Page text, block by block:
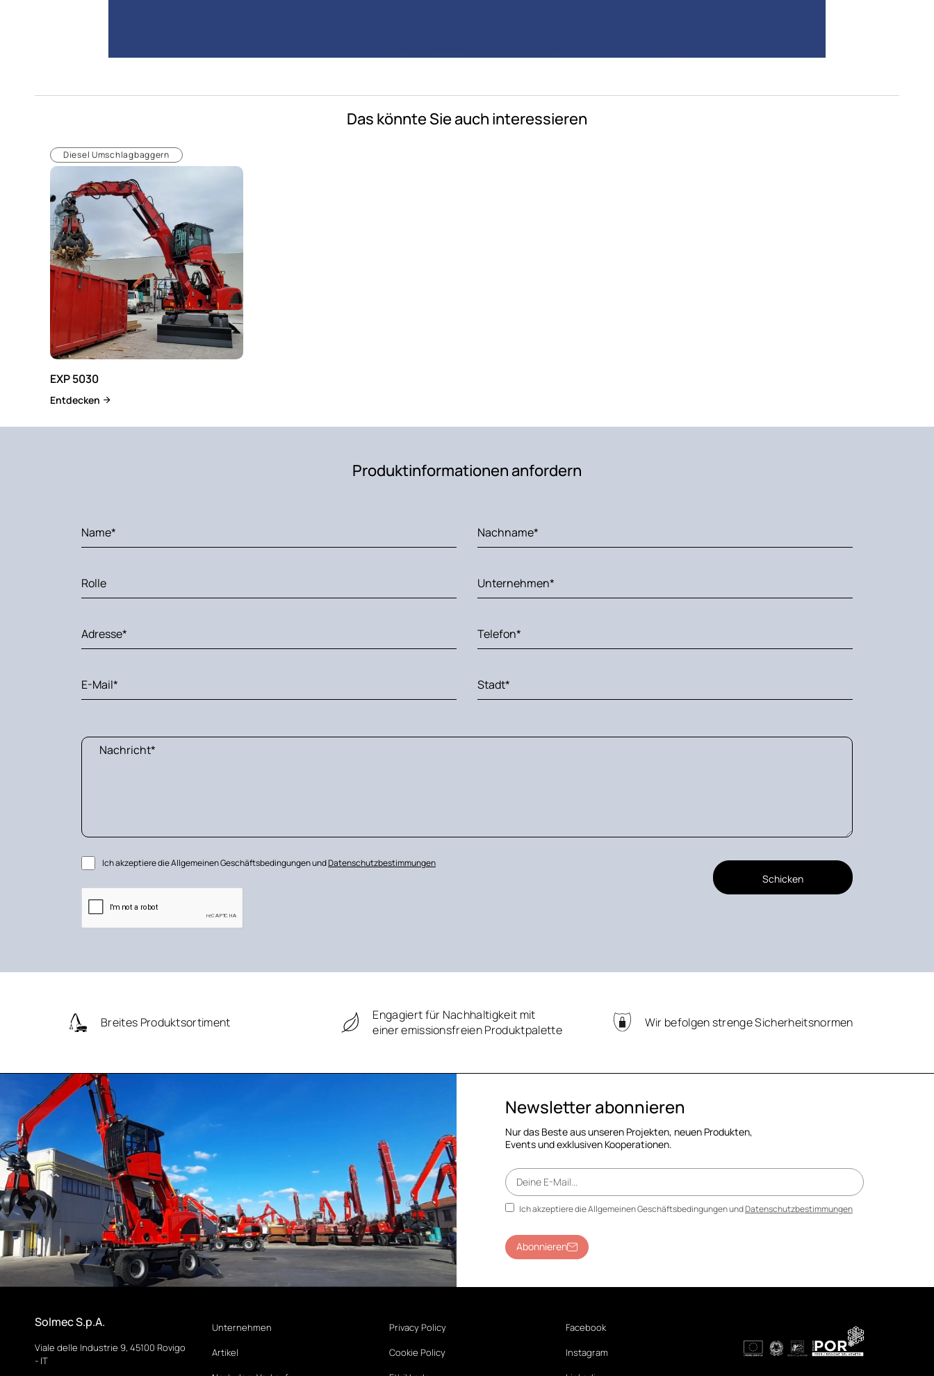
Das könnte Sie auch interessieren
Diesel Umschlagbaggern
EXP 5030
Entdecken
Produktinformationen anfordern
Ich akzeptiere die Allgemeinen Geschäftsbedingungen undDatenschutzbestimmungen
Schicken
Breites Produktsortiment
Engagiert für Nachhaltigkeit mit
einer emissionsfreien Produktpalette
Wir befolgen strenge Sicherheitsnormen
Newsletter abonnieren
Nur das Beste aus unseren Projekten, neuen Produkten,
Events und exklusiven Kooperationen.
Ich akzeptiere die Allgemeinen Geschäftsbedingungen undDatenschutzbestimmungen
Abonnieren
Solmec S.p.A.
Viale delle Industrie 9, 45100 Rovigo
- IT
Unternehmen
Artikel
Privacy Policy
Cookie Policy
Facebook
Instagram